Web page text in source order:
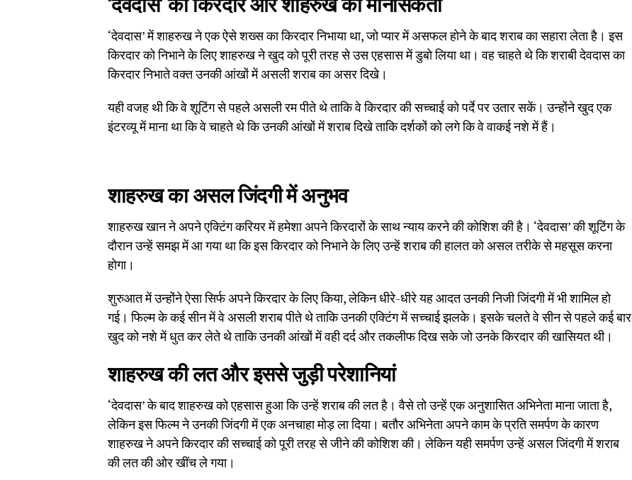
‘देवदास’ का किरदार और शाहरुख की मानसिकता
‘देवदास’ में शाहरुख ने एक ऐसे शख्स का किरदार निभाया था, जो प्यार में असफल होने के बाद शराब का सहारा लेता है। इस
किरदार को निभाने के लिए शाहरुख ने खुद को पूरी तरह से उस एहसास में डुबो लिया था। वह चाहते थे कि शराबी देवदास का
किरदार निभाते वक्त उनकी आंखों में असली शराब का असर दिखे।
यही वजह थी कि वे शूटिंग से पहले असली रम पीते थे ताकि वे किरदार की सच्चाई को पर्दे पर उतार सकें। उन्होंने खुद एक
इंटरव्यू में माना था कि वे चाहते थे कि उनकी आंखों में शराब दिखे ताकि दर्शकों को लगे कि वे वाकई नशे में हैं।
शाहरुख का असल जिंदगी में अनुभव
शाहरुख खान ने अपने एक्टिंग करियर में हमेशा अपने किरदारों के साथ न्याय करने की कोशिश की है। ‘देवदास’ की शूटिंग के
दौरान उन्हें समझ में आ गया था कि इस किरदार को निभाने के लिए उन्हें शराब की हालत को असल तरीके से महसूस करना
होगा।
शुरुआत में उन्होंने ऐसा सिर्फ अपने किरदार के लिए किया, लेकिन धीरे-धीरे यह आदत उनकी निजी जिंदगी में भी शामिल हो
गई। फिल्म के कई सीन में वे असली शराब पीते थे ताकि उनकी एक्टिंग में सच्चाई झलके। इसके चलते वे सीन से पहले कई बार
खुद को नशे में धुत कर लेते थे ताकि उनकी आंखों में वही दर्द और तकलीफ दिख सके जो उनके किरदार की खासियत थी।
शाहरुख की लत और इससे जुड़ी परेशानियां
‘देवदास’ के बाद शाहरुख को एहसास हुआ कि उन्हें शराब की लत है। वैसे तो उन्हें एक अनुशासित अभिनेता माना जाता है,
लेकिन इस फिल्म ने उनकी जिंदगी में एक अनचाहा मोड़ ला दिया। बतौर अभिनेता अपने काम के प्रति समर्पण के कारण
शाहरुख ने अपने किरदार की सच्चाई को पूरी तरह से जीने की कोशिश की। लेकिन यही समर्पण उन्हें असल जिंदगी में शराब
की लत की ओर खींच ले गया।